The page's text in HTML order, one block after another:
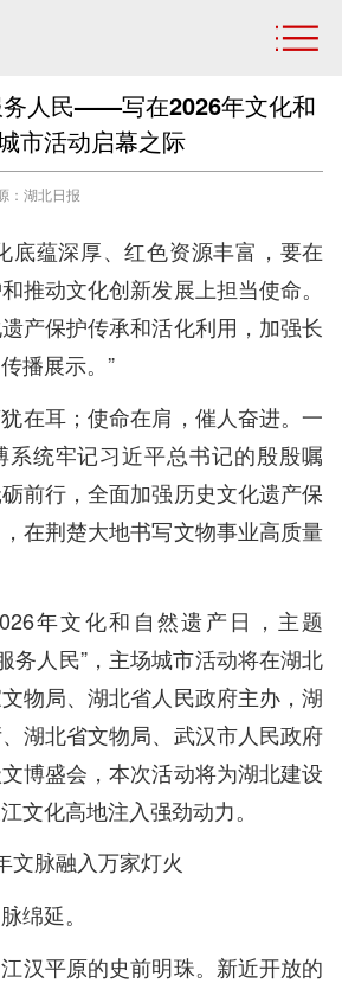
务人民——写在2026年文化和
市活动启幕之际
：湖北日报
底蕴深厚、红色资源丰富，要在
推动文化创新发展上担当使命。
产保护传承和活化利用，加强长
播展示。”
在耳；使命在肩，催人奋进。一
统牢记习近平总书记的殷殷嘱
前行，全面加强历史文化遗产保
在荆楚大地书写文物事业高质量
年文化和自然遗产日，主题
务人民”，主场城市活动将在湖北
物局、湖北省人民政府主办，湖
湖北省文物局、武汉市人民政府
博盛会，本次活动将为湖北建设
文化高地注入强劲动力。
文脉融入万家灯火
绵延。
汉平原的史前明珠。新近开放的